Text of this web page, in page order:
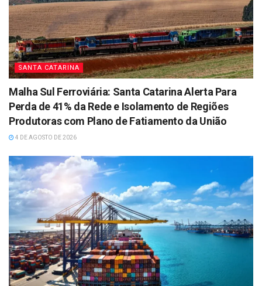
SANTA CATARINA
Malha Sul Ferroviária: Santa Catarina Alerta Para
Perda de 41% da Rede e Isolamento de Regiões
Produtoras com Plano de Fatiamento da União
4 DE AGOSTO DE 2026